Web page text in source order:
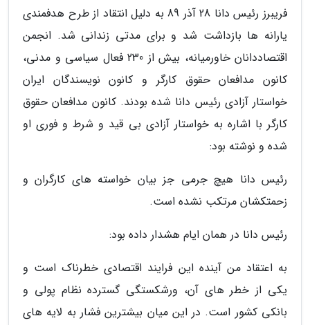
فریبرز رئیس دانا 28 آذر 89 به دلیل انتقاد از طرح هدفمندی
یارانه ها بازداشت شد و برای مدتی زندانی شد. انجمن
اقتصاددانان خاورمیانه، بیش از 230 فعال سیاسی و مدنی،
کانون مدافعان حقوق کارگر و کانون نویسندگان ایران
خواستار آزادی رئیس دانا شده بودند. کانون مدافعان حقوق
کارگر با اشاره به خواستار آزادی بی قید و شرط و فوری او
شده و نوشته بود:
رئیس دانا هیچ جرمی جز بیان خواسته های کارگران و
زحمتکشان مرتکب نشده است.
رئیس دانا در همان ایام هشدار داده بود:
به اعتقاد من آینده این فرایند اقتصادی خطرناک است و
یکی از خطر های آن، ورشکستگی گسترده نظام پولی و
بانکی کشور است. در این میان بیشترین فشار به لایه های